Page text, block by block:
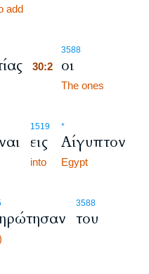
add
3588
30:2 οι
The ones
1519
εις
into
*
Αίγυπτον
Egypt
3588
του